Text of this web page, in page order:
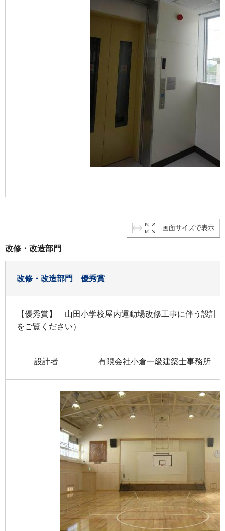
画面サイズで表示
改修・改造部門
改修・改造部門 優秀賞
【優秀賞】 山田小学校屋内運動場改修工事に伴う設計
をご覧ください）
設計者 有限会社小倉一級建築士事務所